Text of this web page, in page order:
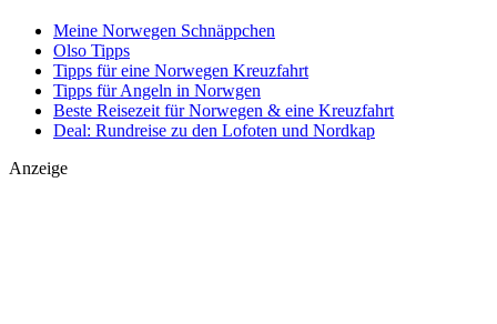
Meine Norwegen Schnäppchen
Olso Tipps
Tipps für eine Norwegen Kreuzfahrt
Tipps für Angeln in Norwgen
Beste Reisezeit für Norwegen & eine Kreuzfahrt
Deal: Rundreise zu den Lofoten und Nordkap
Anzeige